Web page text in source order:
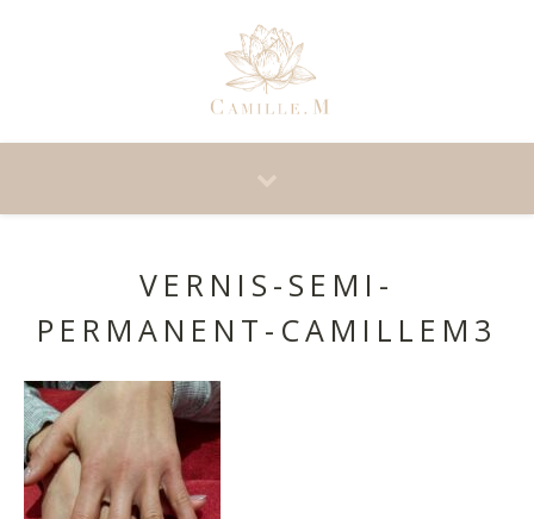
VERNIS-SEMI-
PERMANENT-CAMILLEM3